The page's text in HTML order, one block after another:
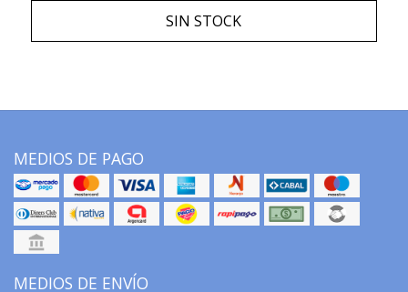
SIN STOCK
MEDIOS DE PAGO
MEDIOS DE ENVÍO